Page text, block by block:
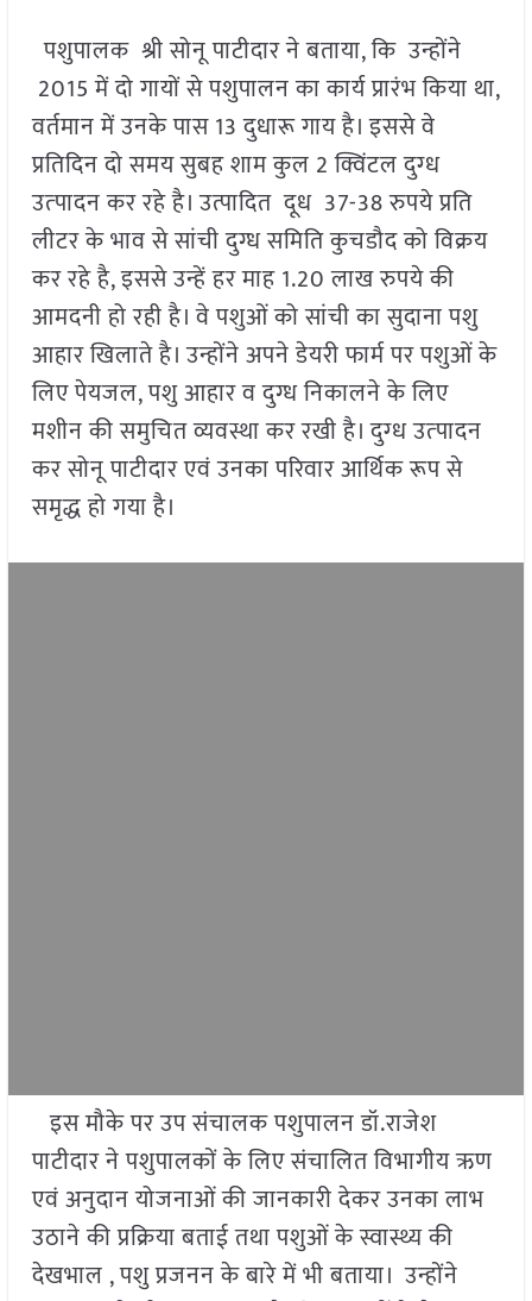
पशुपालक श्री सोनू पाटीदार ने बताया, कि उन्होंने
2015 में दो गायों से पशुपालन का कार्य प्रारंभ किया था,
वर्तमान में उनके पास 13 दुधारू गाय है। इससे वे
प्रतिदिन दो समय सुबह शाम कुल 2 क्विंटल दुग्‍ध
उत्‍पादन कर रहे है। उत्पादित दूध 37-38 रुपये प्रति
लीटर के भाव से सांची दुग्ध समिति कुचडौद को विक्रय
कर रहे है, इससे उन्हें हर माह 1.20 लाख रुपये की
आमदनी हो रही है। वे पशुओं को सांची का सुदाना पशु
आहार खिलाते है। उन्होंने अपने डेयरी फार्म पर पशुओं के
लिए पेयजल, पशु आहार व दुग्ध निकालने के लिए
मशीन की समुचित व्यवस्था कर रखी है। दुग्‍ध उत्‍पादन
कर सोनू पाटीदार एवं उनका परिवार आर्थिक रूप से
समृद्ध हो गया है।
इस मौके पर उप संचालक पशुपालन डॉ.राजेश
पाटीदार ने पशुपालकों के लिए संचालित विभागीय ऋण
एवं अनुदान योजनाओं की जानकारी देकर उनका लाभ
उठाने की प्रक्रिया बताई तथा पशुओं के स्वास्थ्य की
देखभाल , पशु प्रजनन के बारे में भी बताया। उन्होंने